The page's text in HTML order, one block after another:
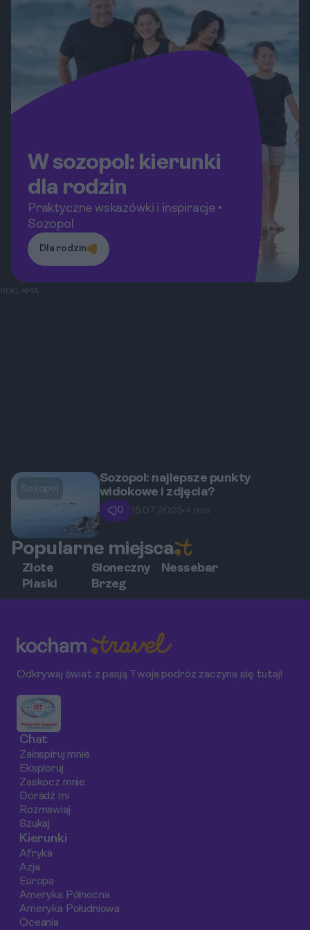
W sozopol: kierunki
dla rodzin
Praktyczne wskazówki i inspiracje •
Sozopol
Dla rodzin
REKLAMA
Sozopol
Sozopol: najlepsze punkty
widokowe i zdjęcia?
0 15.07.2025• 4 min
Popularne miejsca
Złote
Piaski
Słoneczny
Brzeg
Nessebar
Odkrywaj świat z pasją Twoja podróż zaczyna się tutaj!
Chat
Zainspiruj mnie
Eksploruj
Zaskocz mnie
Doradź mi
Rozmawiaj
Szukaj
Kierunki
Afryka
Azja
Europa
Ameryka Północna
Ameryka Południowa
Oceania